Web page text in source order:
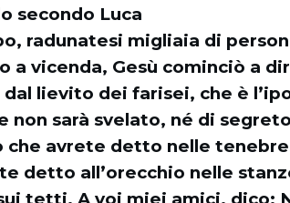
secondo Luca
radunatesi migliaia di
a vicenda, Gesù cominciò a
lievito dei farisei, che è
non sarà svelato, né di
che avrete detto nelle
detto all’orecchio nelle